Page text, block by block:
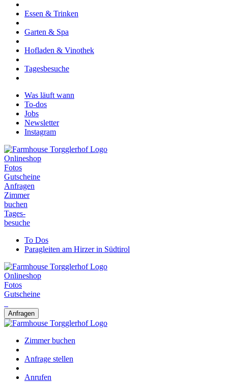
Essen & Trinken
Garten & Spa
Hofladen & Vinothek
Tagesbesuche
Was läuft wann
To-dos
Jobs
Newsletter
Instagram
Onlineshop
Fotos
Gutscheine
Anfragen
Zimmer
buchen
Tages-
besuche
To Dos
Paragleiten am Hirzer in Südtirol
Onlineshop
Fotos
Gutscheine
Anfragen
Zimmer buchen
Anfrage stellen
Anrufen